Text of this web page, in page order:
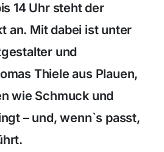
14 Uhr steht der
an. Mit dabei ist unter
und
Thiele aus Plauen,
wie Schmuck und
– und, wenn`s passt,